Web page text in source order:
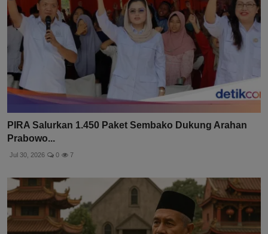
PIRA Salurkan 1.450 Paket Sembako Dukung Arahan
Prabowo...
Jul 30, 2026 0 7